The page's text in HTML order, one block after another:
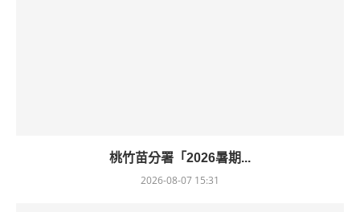
桃竹苗分署「2026暑期...
2026-08-07 15:31